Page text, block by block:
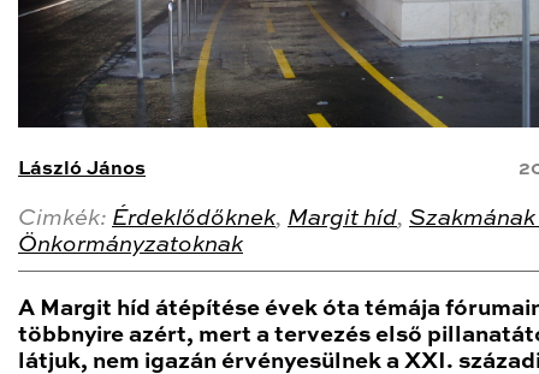
László János
Cimkék: Érdeklődőknek, Margit híd, Szakmának
Önkormányzatoknak
A Margit híd átépítése évek óta témája
többnyire azért, mert a tervezés első
látjuk, nem igazán érvényesülnek a XXI.